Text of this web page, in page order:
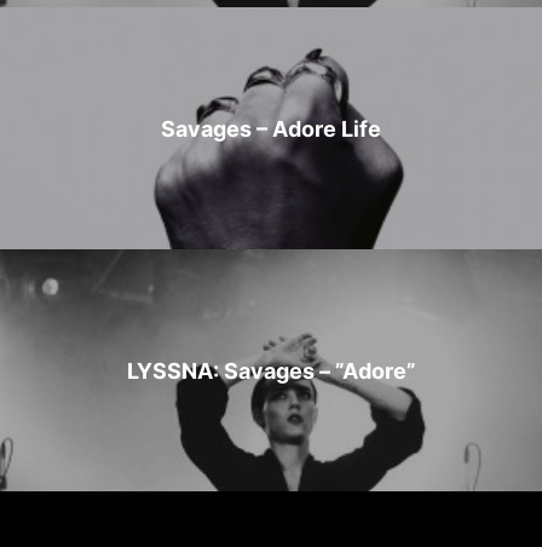
Savages – Adore Life
LYSSNA: Savages – ”Adore”